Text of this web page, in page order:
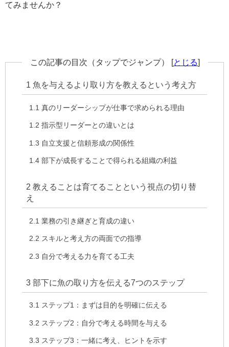
てみませんか？
この記事の目次（タップでジャンプ） [とじる]
1 魚を与えるより取り方を教えるという考え方
1.1 真のリーダーシップが仕事で求められる理由
1.2 指示型リーダーとの違いとは
1.3 自立支援と信頼形成の関係性
1.4 部下が成長することで得られる組織の利益
2 教えることは育てることという視点の切り替
え
2.1 業務の引き継ぎと育成の違い
2.2 スキルと考え方の両面での指導
2.3 自分で考える力を育てる工夫
3 部下に魚の取り方を伝える7つのステップ
3.1 ステップ1：まずは目的を明確に伝える
3.2 ステップ2：自分で考える時間を与える
3.3 ステップ3：一緒に考え、ヒントを示す